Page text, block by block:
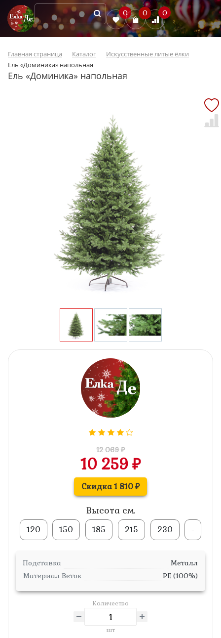
0 0 0
Главная страница Каталог
Искусственные литые ёлки
Ель «Доминика» напольная
Ель «Доминика» напольная
12 069 ₽
10 259 ₽
Скидка 1 810 ₽
Высота см.
120 150 185 215 230 -
Подставка
Металл
Материал Веток
PE (100%)
Количество
шт